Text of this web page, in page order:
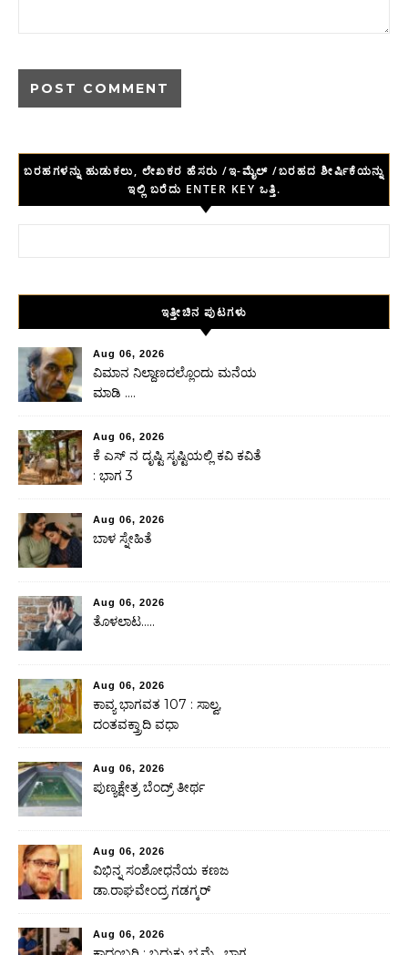
ಬರಹಗಳನ್ನು ಹುಡುಕಲು, ಲೇಖಕರ ಹೆಸರು /ಇ-ಮೈಲ್ /ಬರಹದ ಶೀರ್ಷಿಕೆಯನ್ನು
ಇಲ್ಲಿ ಬರೆದು ENTER KEY ಒತ್ತಿ.
ಇತ್ತೀಚಿನ ಪುಟಗಳು
Aug 06, 2026
ವಿಮಾನ ನಿಲ್ದಾಣದಲ್ಲೊಂದು ಮನೆಯ
ಮಾಡಿ ….
Aug 06, 2026
ಕೆ ಎಸ್ ನ ದೃಷ್ಟಿ ಸೃಷ್ಟಿಯಲ್ಲಿ ಕವಿ ಕವಿತೆ
: ಭಾಗ 3
Aug 06, 2026
ಬಾಳ ಸ್ನೇಹಿತೆ
Aug 06, 2026
ತೊಳಲಾಟ…..
Aug 06, 2026
ಕಾವ್ಯ ಭಾಗವತ 107 : ಸಾಲ್ವ,
ದಂತವಕ್ತ್ರಾದಿ ವಧಾ
Aug 06, 2026
ಪುಣ್ಯಕ್ಷೇತ್ರ ಬೆಂದ್ರ್ ತೀರ್ಥ
Aug 06, 2026
ವಿಭಿನ್ನ ಸಂಶೋಧನೆಯ ಕಣಜ
ಡಾ.ರಾಘವೇಂದ್ರ ಗಡಗ್ಕರ್
Aug 06, 2026